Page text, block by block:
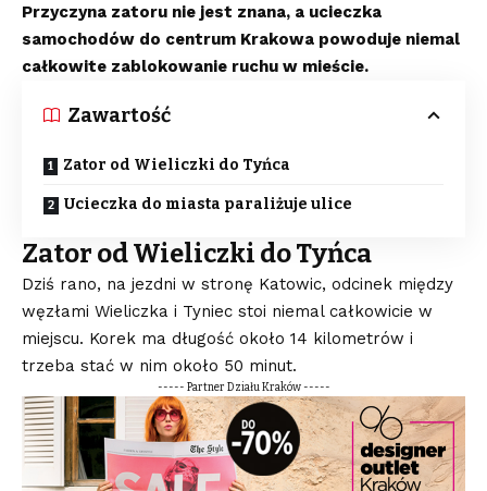
Przyczyna zatoru nie jest znana, a ucieczka
samochodów do centrum Krakowa powoduje niemal
całkowite zablokowanie ruchu w mieście.
Zawartość
Zator od Wieliczki do Tyńca
Ucieczka do miasta paraliżuje ulice
Zator od Wieliczki do Tyńca
Dziś rano, na jezdni w stronę Katowic, odcinek między
węzłami Wieliczka i Tyniec stoi niemal całkowicie w
miejscu. Korek ma długość około 14 kilometrów i
trzeba stać w nim około 50 minut.
----- Partner Działu Kraków -----